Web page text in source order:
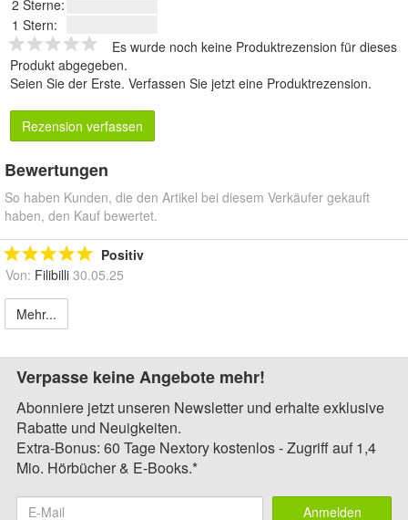
2 Sterne:
1 Stern:
Es wurde noch keine Produktrezension für dieses
Produkt abgegeben.
Seien Sie der Erste. Verfassen Sie jetzt eine Produktrezension.
Rezension verfassen
Bewertungen
So haben Kunden, die den Artikel bei diesem Verkäufer gekauft
haben, den Kauf bewertet.
Positiv
Von: Filibilli 30.05.25
Mehr...
Verpasse keine Angebote mehr!
Abonniere jetzt unseren Newsletter und erhalte exklusive
Rabatte und Neuigkeiten.
Extra-Bonus: 60 Tage Nextory kostenlos - Zugriff auf 1,4
Mio. Hörbücher & E-Books.*
Anmelden